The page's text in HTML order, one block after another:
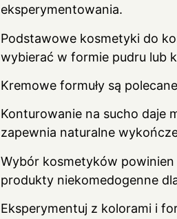
eksperymentowania.
Podstawowe kosmetyki do
wybierać w formie pudru lub
Kremowe formuły są
Konturowanie na sucho daje
zapewnia naturalne
Wybór kosmetyków
produkty niekomedogenne
Eksperymentuj z kolorami i